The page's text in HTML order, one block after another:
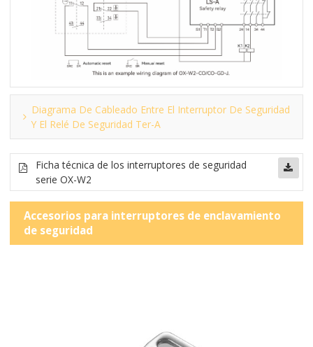
Diagrama De Cableado Entre El Interruptor De Seguridad
Y El Relé De Seguridad Ter-A
Ficha técnica de los interruptores de seguridad
serie OX-W2
Accesorios para interruptores de enclavamiento
de seguridad